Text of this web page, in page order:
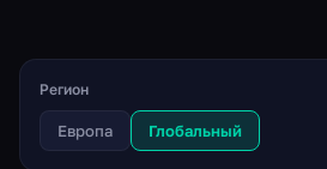
Регион
Европа Глобальный